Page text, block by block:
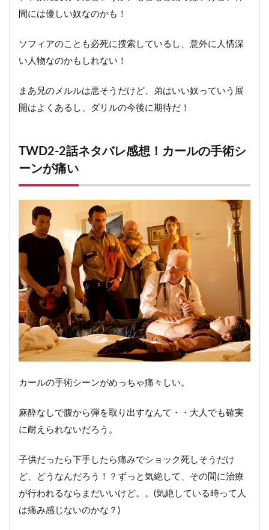
間には優しい奴なのかも！
ソフィアのことも必死に捜索しているし、意外に人情深
い人物なのかもしれない！
まあ兄のメルルは悪そうだけど、弟はいい奴っていう展
開はよくあるし、ダリルの今後に期待だ！
TWD2-2話ネタバレ感想！カールの手術シ
ーンが痛い
カールの手術シーンがめっちゃ痛々しい。
麻酔なしで腹から弾を取り出すなんて・・大人でも確実
に耐えられないだろう。
子供だったら下手したら痛みでショック死しそうだけ
ど、どうなんだろう！？ずっと気絶して、その間に治療
が行われるならまだいいけど。。(気絶している時って人
は痛み感じないのかな？)